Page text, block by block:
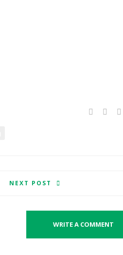
NEXT POST
WRITE A COMMENT